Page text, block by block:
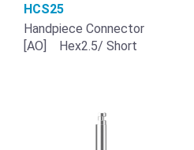
HCS25
Handpiece Connector
[AO] Hex2.5/ Short